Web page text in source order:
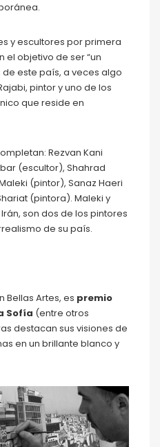
y escultores por primera
el objetivo de ser “un
este país, a veces algo
pintor y uno de los
que reside en
Rezvan Kani
(escultor), Shahrad
(pintor), Sanaz Haeri
(pintora). Maleki y
son dos de los pintores
de su país.
Bellas Artes, es premio
Sofía (entre otros
destacan sus visiones de
en un brillante blanco y